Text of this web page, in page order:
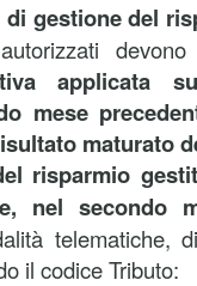
di gestione del
applicata
mese
maturato
risparmio
nel secondo
telematiche,
il codice Tributo: